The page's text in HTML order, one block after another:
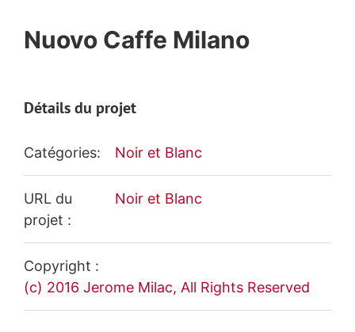
Nuovo Caffe Milano
Détails du projet
Catégories: Noir et Blanc
URL du
projet :
Noir et Blanc
Copyright :
(c) 2016 Jerome Milac, All Rights Reserved